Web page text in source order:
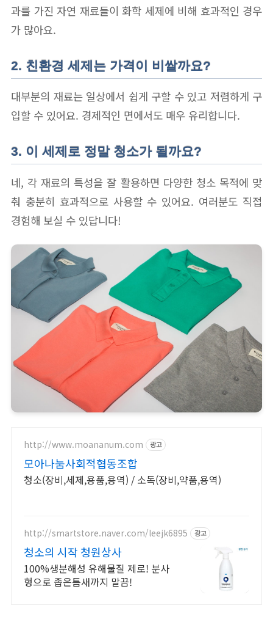
과를 가진 자연 재료들이 화학 세제에 비해 효과적인 경우
가 많아요.
2. 친환경 세제는 가격이 비쌀까요?
대부분의 재료는 일상에서 쉽게 구할 수 있고 저렴하게 구
입할 수 있어요. 경제적인 면에서도 매우 유리합니다.
3. 이 세제로 정말 청소가 될까요?
네, 각 재료의 특성을 잘 활용하면 다양한 청소 목적에 맞
춰 충분히 효과적으로 사용할 수 있어요. 여러분도 직접
경험해 보실 수 있답니다!
http://www.moananum.com 광고
모아나눔사회적협동조합
청소(장비,세제,용품,용역) / 소독(장비,약품,용역)
http://smartstore.naver.com/leejk6895 광고
청소의 시작 청원상사
100%생분해성 유해물질 제로! 분사
형으로 좁은틈새까지 말끔!